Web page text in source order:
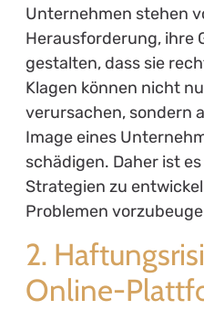
Unternehmen stehen
Herausforderung, ihre
gestalten, dass sie
Klagen können nicht
verursachen, sondern
Image eines
schädigen. Daher ist
Strategien zu
Problemen
2.
Online-